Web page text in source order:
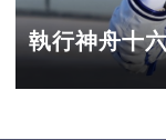
執行神舟十